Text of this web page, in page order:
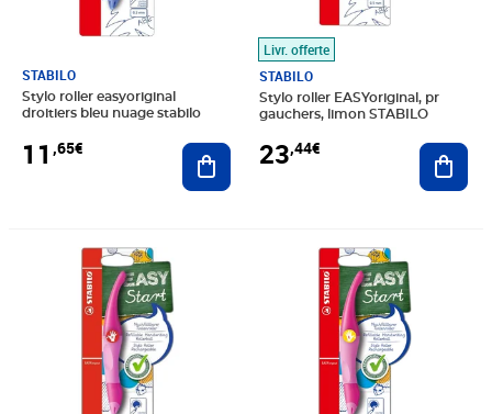
STABILO
Stylo roller easyoriginal
droitiers bleu nuage stabilo
11 ,65€ Ajouter au panier
Livr. offerte
STABILO
Stylo roller EASYoriginal, pr
gauchers, limon STABILO
23,44€